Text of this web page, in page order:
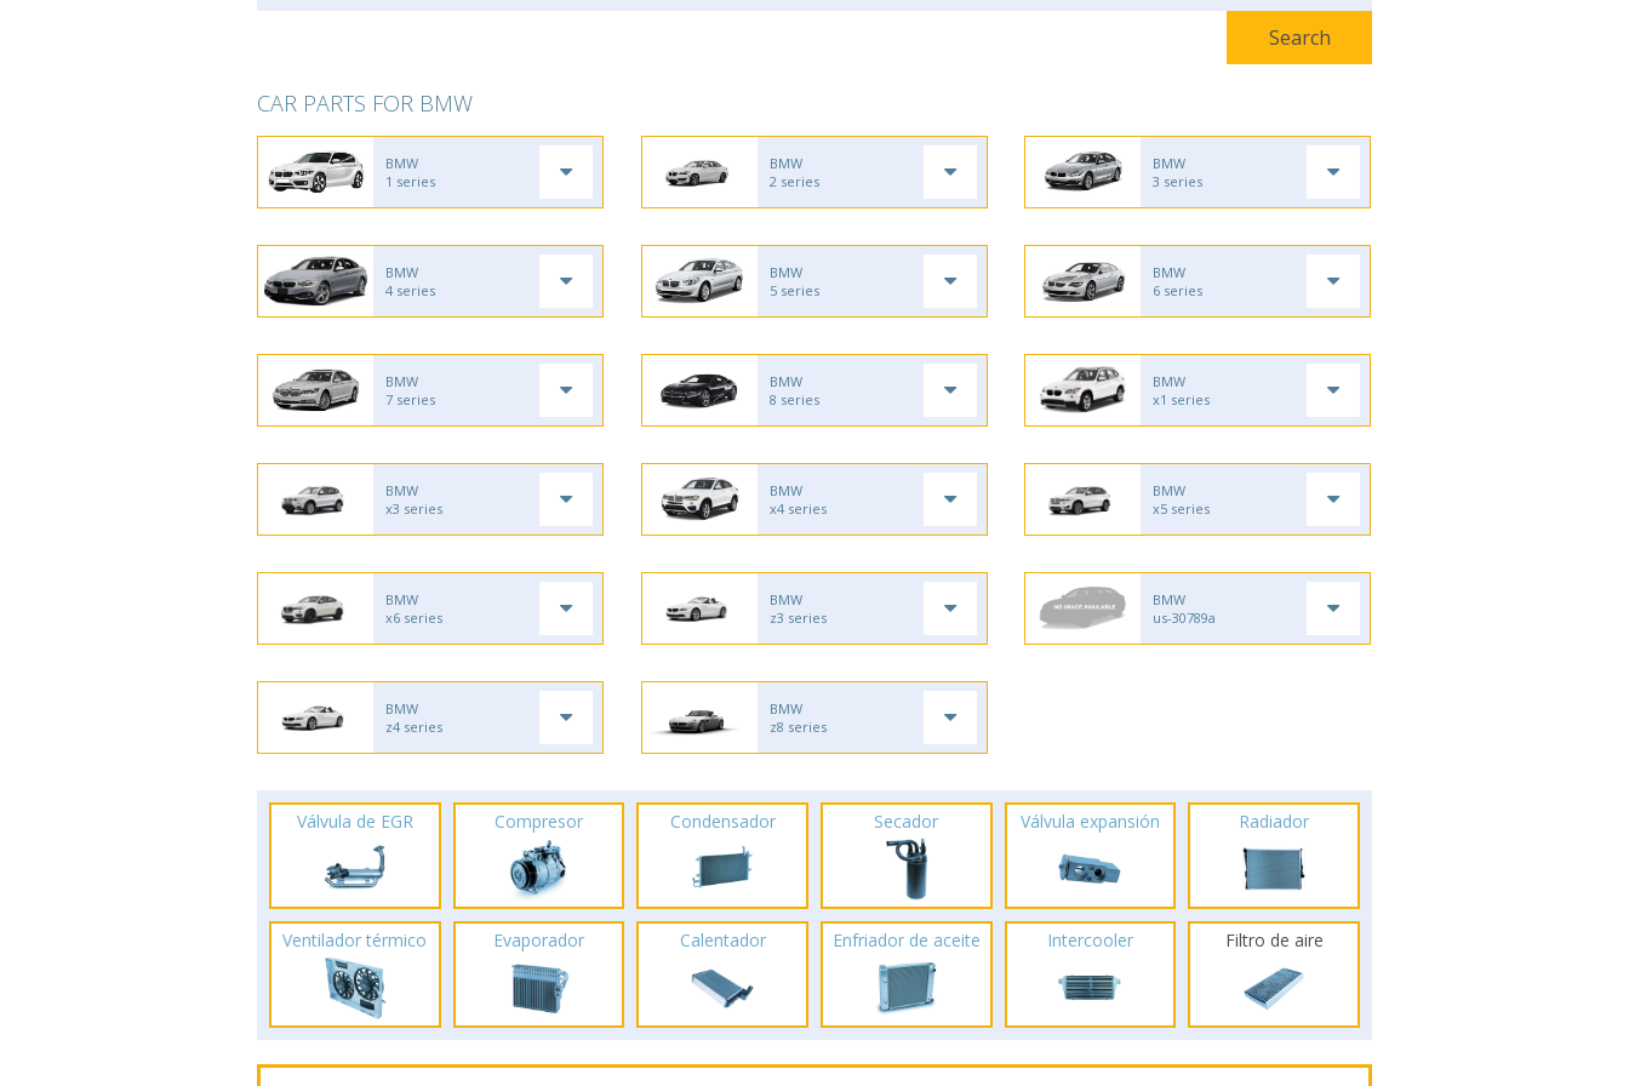
CAR PARTS FOR BMW
BMW
1 series
BMW
2 series
BMW
3 series
BMW
4 series
BMW
5 series
BMW
6 series
BMW
7 series
BMW
8 series
BMW
x1 series
BMW
x3 series
BMW
x4 series
BMW
x5 series
BMW
x6 series
BMW
z3 series
BMW
us-30789a
BMW
z4 series
BMW
z8 series
Válvula de EGR Compresor Condensador Secador Válvula expansión Radiador
Ventilador térmico Evaporador Calentador Enfriador de aceite Intercooler Filtro de aire